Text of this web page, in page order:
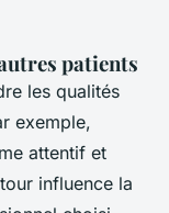
patients
les qualités
exemple,
attentif et
influence la